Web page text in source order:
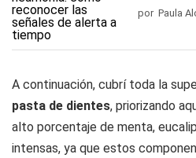
por Paula
A continuación, cubrí toda la
pasta de dientes, priorizando
alto porcentaje de menta,
intensas, ya que estos